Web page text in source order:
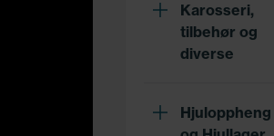
Karosseri,
tilbehør og
diverse
Hjuloppheng